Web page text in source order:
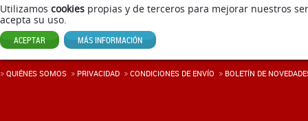
Utilizamos cookies propias y de terceros para mejorar nuestros
acepta su uso.
ACEPTAR MÁS INFORMACIÓN
QUIÉNES SOMOS PRIVACIDAD CONDICIONES DE ENVÍ­O BOLETÍN DE